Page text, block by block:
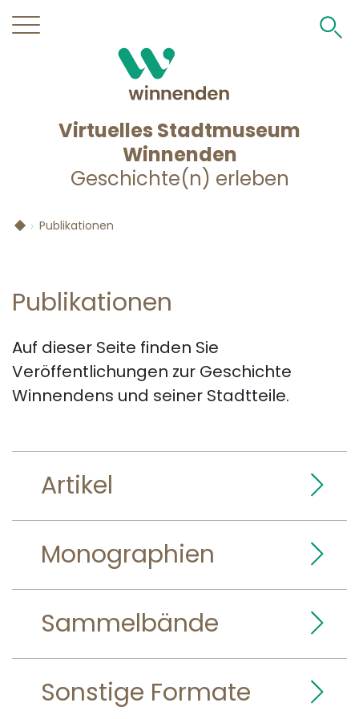
Direkt
zum
Virtuelles Stadtmuseum
Winnenden
Geschichte(n) erleben
Publikationen
Publikationen
Auf dieser Seite finden Sie
Veröffentlichungen zur Geschichte
Winnendens und seiner Stadtteile.
Artikel
Monographien
Sammelbände
Sonstige Formate